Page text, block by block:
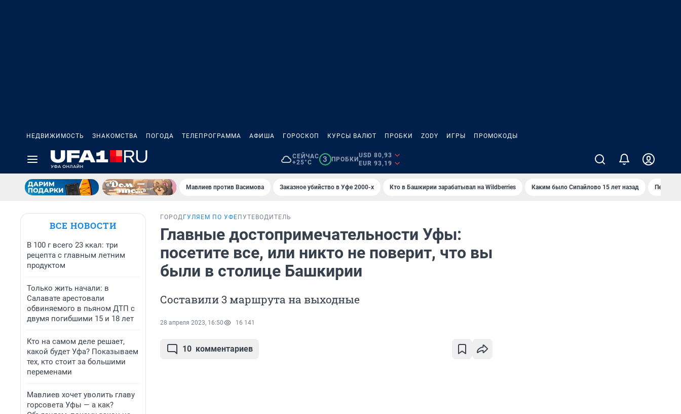
НЕДВИЖИМОСТЬ ЗНАКОМСТВА ПОГОДА ТЕЛЕПРОГРАММА АФИША ГОРОСКОП КУРСЫ ВАЛЮТ ПРОБКИ ZODY ИГРЫ ПРОМОКОДЫ
СЕЙЧАС
+25°C
3 ПРОБКИ
USD 80,93
EUR 93,19
Мавлиев против Васимова Заказное убийство в Уфе 2000-х Кто в Башкирии зарабатывал на Wildberries Каким было Сипайлово 15 лет назад
ВСЕ НОВОСТИ
В 100 г всего 23 ккал: три
рецепта с главным летним
продуктом
Только жить начали: в
Салавате арестовали
обвиняемого в пьяном ДТП с
двумя погибшими 15 и 18 лет
Кто на самом деле решает,
какой будет Уфа? Показываем
тех, кто стоит за большими
переменами
Мавлиев хочет уволить главу
горсовета Уфы — а как?
ГОРОД ГУЛЯЕМ ПО УФЕ ПУТЕВОДИТЕЛЬ
Главные достопримечательности Уфы:
посетите все, или никто не поверит, что вы
были в столице Башкирии
Составили 3 маршрута на выходные
28 апреля 2023, 16:50 16 141
10 комментариев